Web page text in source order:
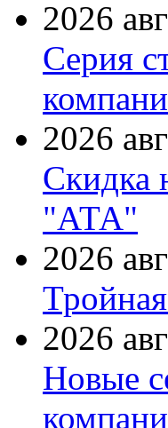
2026
Серия
2026
Скидка
"АТА"
2026
2026
Новые